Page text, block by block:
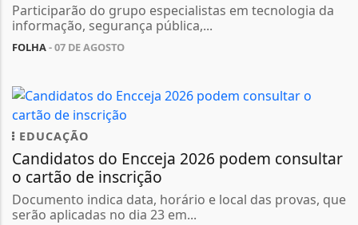
Participarão do grupo especialistas em tecnologia da
informação, segurança pública,...
FOLHA- 07 DE AGOSTO
EDUCAÇÃO
Candidatos do Encceja 2026 podem consultar
o cartão de inscrição
Documento indica data, horário e local das provas, que
serão aplicadas no dia 23 em...